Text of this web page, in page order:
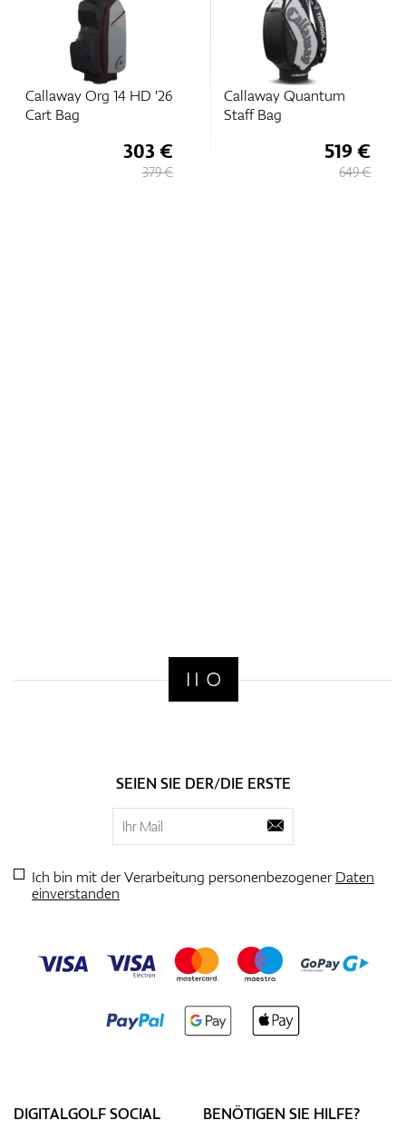
Callaway Org 14 HD '26
Cart Bag
303 €
379 €
Callaway Quantum
Staff Bag
519 €
649 €
SEIEN SIE DER/DIE ERSTE
Ich bin mit der Verarbeitung personenbezogenerDaten
einverstanden
DIGITALGOLF SOCIAL
BENÖTIGEN SIE HILFE?